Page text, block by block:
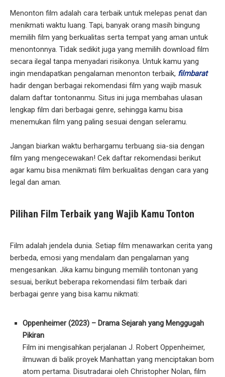
Menonton film adalah cara terbaik untuk melepas penat dan
menikmati waktu luang. Tapi, banyak orang masih bingung
memilih film yang berkualitas serta tempat yang aman untuk
menontonnya. Tidak sedikit juga yang memilih download film
secara ilegal tanpa menyadari risikonya. Untuk kamu yang
ingin mendapatkan pengalaman menonton terbaik, filmbarat
hadir dengan berbagai rekomendasi film yang wajib masuk
dalam daftar tontonanmu. Situs ini juga membahas ulasan
lengkap film dari berbagai genre, sehingga kamu bisa
menemukan film yang paling sesuai dengan seleramu.
Jangan biarkan waktu berhargamu terbuang sia-sia dengan
film yang mengecewakan! Cek daftar rekomendasi berikut
agar kamu bisa menikmati film berkualitas dengan cara yang
legal dan aman.
Pilihan Film Terbaik yang Wajib Kamu Tonton
Film adalah jendela dunia. Setiap film menawarkan cerita yang
berbeda, emosi yang mendalam dan pengalaman yang
mengesankan. Jika kamu bingung memilih tontonan yang
sesuai, berikut beberapa rekomendasi film terbaik dari
berbagai genre yang bisa kamu nikmati:
Oppenheimer (2023) – Drama Sejarah yang Menggugah
Pikiran
Film ini mengisahkan perjalanan J. Robert Oppenheimer,
ilmuwan di balik proyek Manhattan yang menciptakan bom
atom pertama. Disutradarai oleh Christopher Nolan, film